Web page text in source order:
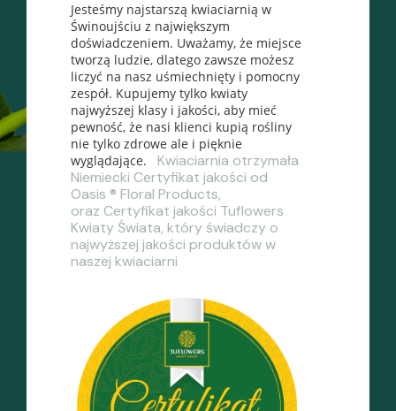
Jesteśmy najstarszą kwiaciarnią w
Świnoujściu z największym
doświadczeniem. Uważamy, że miejsce
tworzą ludzie, dlatego zawsze możesz
liczyć na nasz uśmiechnięty i pomocny
zespół. Kupujemy tylko kwiaty
najwyższej klasy i jakości, aby mieć
pewność, że nasi klienci kupią rośliny
nie tylko zdrowe ale i pięknie
wyglądające.
Kwiaciarnia otrzymała
Niemiecki Certyfikat jakości od
Oasis ® Floral Products,
oraz Certyfikat jakości Tuflowers
Kwiaty Świata, który świadczy o
najwyższej jakości produktów w
naszej kwiaciarni